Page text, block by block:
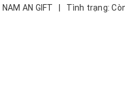
NAM AN GIFT Tình trạng: